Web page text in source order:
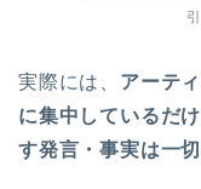
実際には、 アーテ
に集中しているだ
す発言・事実は一